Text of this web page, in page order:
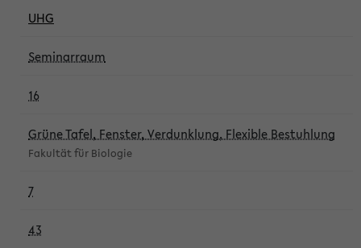
UHG
Seminarraum
16
Grüne Tafel, Fenster, Verdunklung, Flexible Bestuhlung
Fakultät für Biologie
7
43